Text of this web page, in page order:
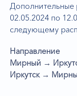
Дополнительные
02.05.2024 по
следующему
Направление
Мирный →
Иркутск →